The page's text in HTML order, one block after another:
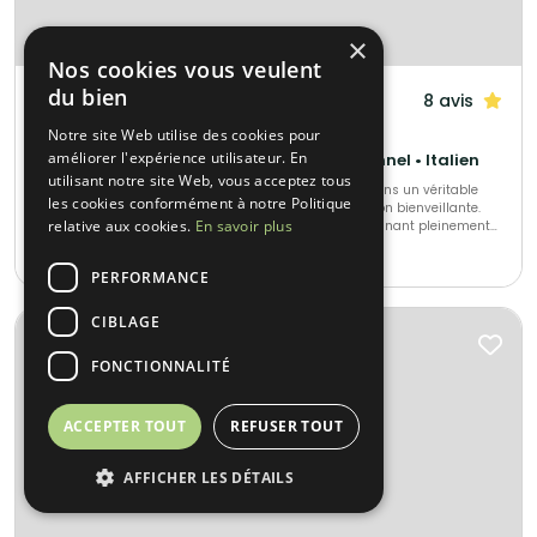
LCG Traiteur 8 avis
Grigny (91)
Barbecue et grillades • Français Traditionnel • Italien
Au-delà de vous proposer un menu, nous vous proposons un véritable
savoir-être en mettant en avant le côté humain de façon bienveillante.
Nous tenons à créer cette confiance en vous accompagnant pleinement
indispensable que vous vous sentiez écoutés et dirigés si nécessaire. Ces
valeurs feront la différence et nous y tenons énormément.
×
Nos cookies vous veulent
du bien
Notre site Web utilise des cookies pour
améliorer l'expérience utilisateur. En
utilisant notre site Web, vous acceptez tous
les cookies conformément à notre Politique
relative aux cookies. En savoir plus
PERFORMANCE
CIBLAGE
FONCTIONNALITÉ
ACCEPTER TOUT REFUSER TOUT
AFFICHER LES DÉTAILS